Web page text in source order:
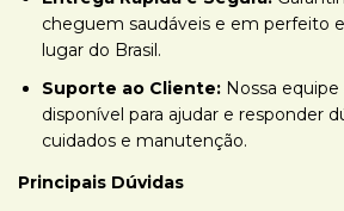
cheguem saudáveis e em perfeito
lugar do Brasil.
Suporte ao Cliente: Nossa
disponível para ajudar e responder
cuidados e manutenção.
Principais Dúvidas